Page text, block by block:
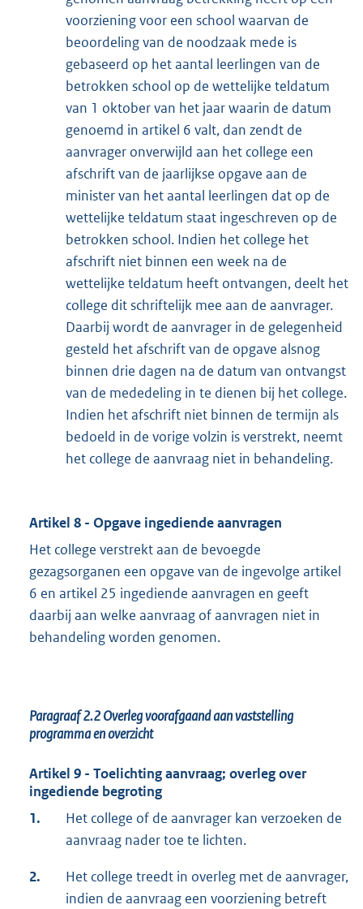
voorziening voor een school waarvan de
beoordeling van de noodzaak mede is
gebaseerd op het aantal leerlingen van de
betrokken school op de wettelijke teldatum
van 1 oktober van het jaar waarin de datum
genoemd in artikel 6 valt, dan zendt de
aanvrager onverwijld aan het college een
afschrift van de jaarlijkse opgave aan de
minister van het aantal leerlingen dat op de
wettelijke teldatum staat ingeschreven op de
betrokken school. Indien het college het
afschrift niet binnen een week na de
wettelijke teldatum heeft ontvangen, deelt het
college dit schriftelijk mee aan de aanvrager.
Daarbij wordt de aanvrager in de gelegenheid
gesteld het afschrift van de opgave alsnog
binnen drie dagen na de datum van ontvangst
van de mededeling in te dienen bij het college.
Indien het afschrift niet binnen de termijn als
bedoeld in de vorige volzin is verstrekt, neemt
het college de aanvraag niet in behandeling.
Artikel 8 - Opgave ingediende aanvragen
Het college verstrekt aan de bevoegde
gezagsorganen een opgave van de ingevolge artikel
6 en artikel 25 ingediende aanvragen en geeft
daarbij aan welke aanvraag of aanvragen niet in
behandeling worden genomen.
Paragraaf 2.2Overleg voorafgaand aan vaststelling
programma en overzicht
Artikel 9 - Toelichting aanvraag; overleg over
ingediende begroting
1.
Het college of de aanvrager kan verzoeken de
aanvraag nader toe te lichten.
2.
Het college treedt in overleg met de aanvrager,
indien de aanvraag een voorziening betreft